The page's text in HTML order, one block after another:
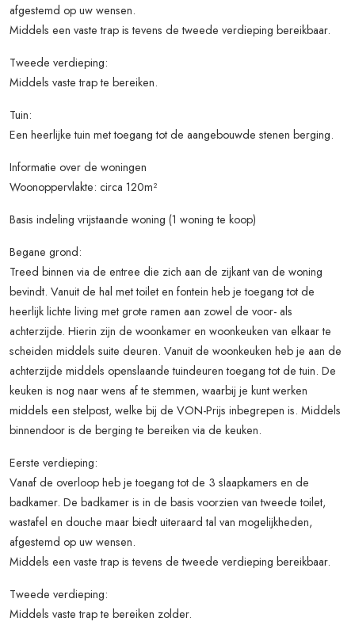
afgestemd op uw wensen.
Middels een vaste trap is tevens de tweede verdieping bereikbaar.
Tweede verdieping:
Middels vaste trap te bereiken.
Tuin:
Een heerlijke tuin met toegang tot de aangebouwde stenen berging.
Informatie over de woningen
Woonoppervlakte: circa 120m²
Basis indeling vrijstaande woning (1 woning te koop)
Begane grond:
Treed binnen via de entree die zich aan de zijkant van de woning
bevindt. Vanuit de hal met toilet en fontein heb je toegang tot de
heerlijk lichte living met grote ramen aan zowel de voor- als
achterzijde. Hierin zijn de woonkamer en woonkeuken van elkaar te
scheiden middels suite deuren. Vanuit de woonkeuken heb je aan de
achterzijde middels openslaande tuindeuren toegang tot de tuin. De
keuken is nog naar wens af te stemmen, waarbij je kunt werken
middels een stelpost, welke bij de VON-Prijs inbegrepen is. Middels
binnendoor is de berging te bereiken via de keuken.
Eerste verdieping:
Vanaf de overloop heb je toegang tot de 3 slaapkamers en de
badkamer. De badkamer is in de basis voorzien van tweede toilet,
wastafel en douche maar biedt uiteraard tal van mogelijkheden,
afgestemd op uw wensen.
Middels een vaste trap is tevens de tweede verdieping bereikbaar.
Tweede verdieping:
Middels vaste trap te bereiken zolder.